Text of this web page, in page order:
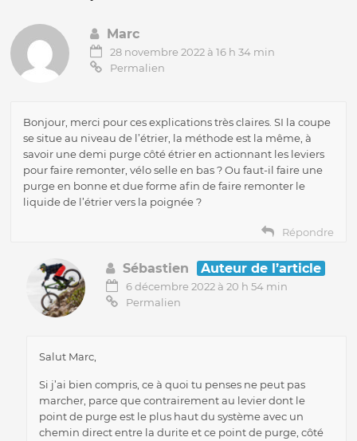
Marc
28 novembre 2022 à 16 h 34 min
Permalien
Bonjour, merci pour ces explications très claires. SI la coupe
se situe au niveau de l’étrier, la méthode est la même, à
savoir une demi purge côté étrier en actionnant les leviers
pour faire remonter, vélo selle en bas ? Ou faut-il faire une
purge en bonne et due forme afin de faire remonter le
liquide de l’étrier vers la poignée ?
Répondre
Sébastien Auteur de l’article
6 décembre 2022 à 20 h 54 min
Permalien
Salut Marc,
Si j’ai bien compris, ce à quoi tu penses ne peut pas
marcher, parce que contrairement au levier dont le
point de purge est le plus haut du système avec un
chemin direct entre la durite et ce point de purge, côté